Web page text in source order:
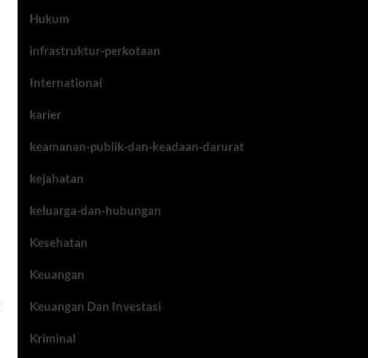
Hukum
infrastruktur-perkotaan
International
karier
keamanan-publik-dan-keadaan-darurat
kejahatan
keluarga-dan-hubungan
Kesehatan
Keuangan
Keuangan Dan Investasi
Kriminal